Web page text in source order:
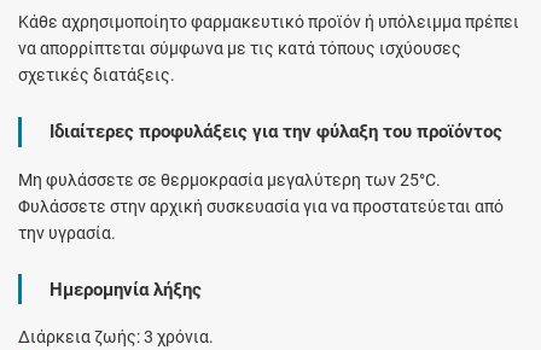
Κάθε αχρησιμοποίητο φαρμακευτικό προϊόν ή υπόλειμμα πρέπει
να απορρίπτεται σύμφωνα με τις κατά τόπους ισχύουσες
σχετικές διατάξεις.
Ιδιαίτερες προφυλάξεις για την φύλαξη του προϊόντος
Μη φυλάσσετε σε θερμοκρασία μεγαλύτερη των 25°C.
Φυλάσσετε στην αρχική συσκευασία για να προστατεύεται από
την υγρασία.
Ημερομηνία λήξης
Διάρκεια ζωής: 3 χρόνια.